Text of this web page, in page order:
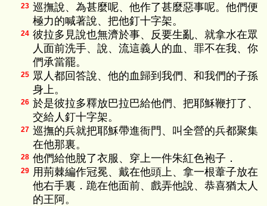
23 巡撫說、為甚麼呢、他作了甚麼惡事呢。他們便
極力的喊著說、把他釘十字架。
24 彼拉多見說也無濟於事、反要生亂、就拿水在眾
人面前洗手、說、流這義人的血、罪不在我、你
們承當罷。
25 眾人都回答說、他的血歸到我們、和我們的子孫
身上。
26 於是彼拉多釋放巴拉巴給他們、把耶穌鞭打了、
交給人釘十字架。
27 巡撫的兵就把耶穌帶進衙門、叫全營的兵都聚集
在他那裏。
28 他們給他脫了衣服、穿上一件朱紅色袍子．
29 用荊棘編作冠冕、戴在他頭上、拿一根葦子放在
他右手裏．跪在他面前、戲弄他說、恭喜猶太人
的王阿。